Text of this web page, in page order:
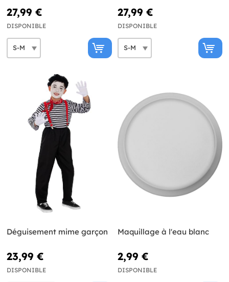
27,99 €
DISPONIBLE
27,99 €
DISPONIBLE
Déguisement mime garçon
23,99 €
DISPONIBLE
Maquillage à l'eau blanc
2,99 €
DISPONIBLE